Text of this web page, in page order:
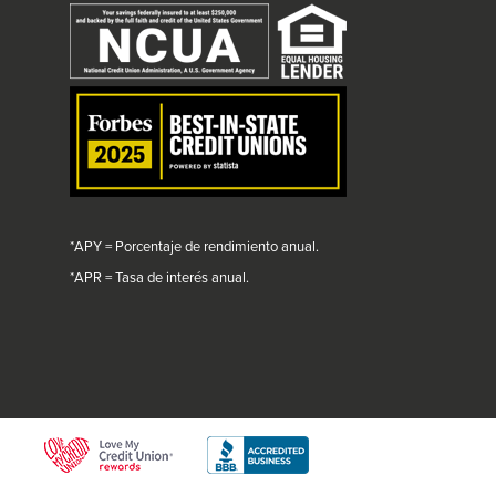
will
trigger
a
popup
message.
*APY = Porcentaje de rendimiento anual.
*APR = Tasa de interés anual.
This
link